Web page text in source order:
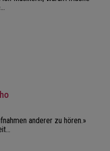
anderer zu hören.»